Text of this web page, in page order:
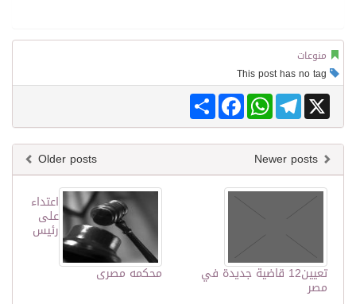
منوعات
Share
FacebookWhatsAppTelegram X
Older posts
اعتداء
على
رئيس
محكمه مصرى
تعيين‏12‏ قاضية جديدة في
مصر